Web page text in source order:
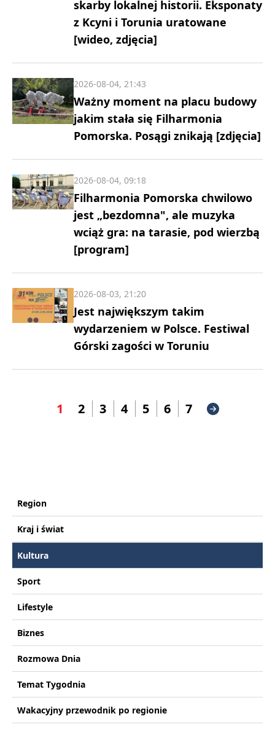
skarby lokalnej historii. Eksponaty
z Kcyni i Torunia uratowane
[wideo, zdjęcia]
Ważny moment na placu budowy
jakim stała się Filharmonia
Pomorska. Posągi znikają [zdjęcia]
2026-08-04, 21:43
Filharmonia Pomorska chwilowo
jest „bezdomna", ale muzyka
wciąż gra: na tarasie, pod wierzbą
[program]
2026-08-04, 09:18
Jest największym takim
wydarzeniem w Polsce. Festiwal
Górski zagości w Toruniu
2026-08-03, 21:20
1 2 3 4 5 6 7
Region
Kraj i świat
Kultura
Sport
Lifestyle
Biznes
Rozmowa Dnia
Temat Tygodnia
Wakacyjny przewodnik po regionie